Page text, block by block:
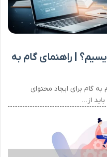
| راهنمای گام به
گام برای ایجاد محتوای
از…